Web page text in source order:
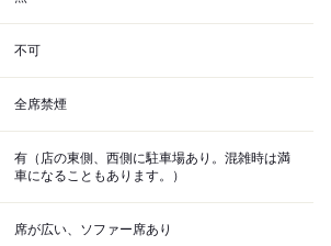
不可
全席禁煙
有（店の東側、西側に駐車場あり。混雑時は満
車になることもあります。）
席が広い、ソファー席あり